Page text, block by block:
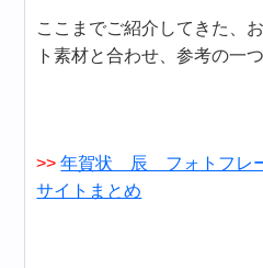
ここまでご紹介してきた、
ト素材と合わせ、参考の一
>> 年賀状 辰 フォトフレ
サイトまとめ